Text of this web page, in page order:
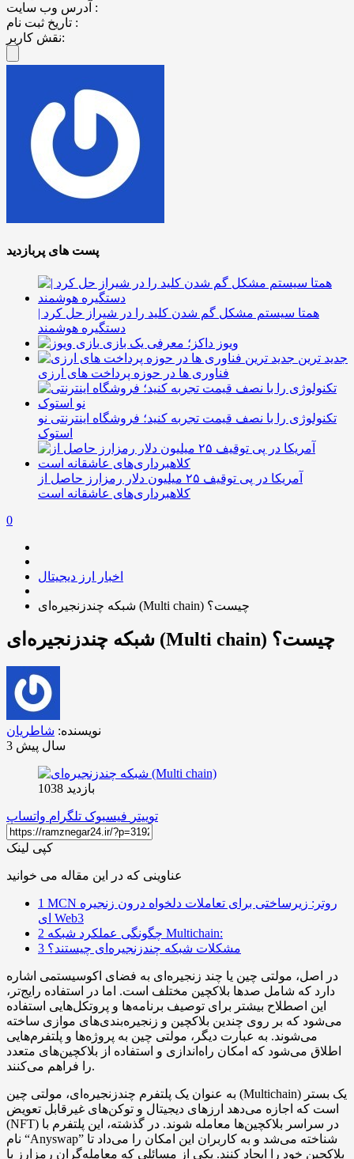
آدرس وب سایت :
تاریخ ثبت نام :
نقش کاربر:
پست های پربازدید
همتا سیستم مشکل گم شدن کلید را در شیراز حل کرد |
دستگیره هوشمند
ویوز داکز؛ معرفی یک بازی
جدید ترین
فناوری ها در حوزه پرداخت های ارزی
تکنولوژی را با نصف قیمت تجربه کنید؛ فروشگاه اینترنتی نو
استوک
آمریکا در پی توقیف ۲۵ میلیون دلار رمزارز حاصل از
کلاهبرداری‌های عاشقانه است
0
اخبار ارز دیجیتال
شبکه چندزنجیره‌ای (Multi chain) چیست؟
شبکه چندزنجیره‌ای (Multi chain) چیست؟
نویسنده: شاطریان
3 سال پیش
بازدید 1038
توییتر فیسبوک تلگرام واتساپ
کپی لینک
عناوینی که در این مقاله می خوانید
1 MCN روتر: زیرساختی برای تعاملات دلخواه درون زنجیره
ای Web3
2
چگونگی عملکرد شبکه Multichain:
3 مشکلات شبکه چندزنجیره‌ای چیستند؟
در اصل، مولتی چین یا چند زنجیره‌ای به فضای اکوسیستمی اشاره
دارد که شامل صدها بلاکچین مختلف است. اما در استفاده رایج‌تر،
این اصطلاح بیشتر برای توصیف برنامه‌ها و پروتکل‌هایی استفاده
می‌شود که بر روی چندین بلاکچین و زنجیره‌بندی‌های موازی ساخته
می‌شوند. به عبارت دیگر، مولتی چین به پروژه‌ها و پلتفرم‌هایی
اطلاق می‌شود که امکان راه‌اندازی و استفاده از بلاکچین‌های متعدد
را فراهم می‌کنند.
به عنوان یک پلتفرم چندزنجیره‌ای، مولتی چین (Multichain) یک بستر
است که اجازه می‌دهد ارزهای دیجیتال و توکن‌های غیرقابل تعویض
(NFT) در سراسر بلاکچین‌ها معامله شوند. در گذشته، این پلتفرم با
نام “Anyswap” شناخته می‌شد و به کاربران این امکان را می‌داد تا
بلاکچین خود را ایجاد کنند. یکی از مسائلی که معامله‌گران رمزارز با